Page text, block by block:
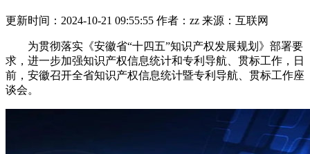
更新时间：2024-10-21 09:55:55 作者：zz 来源：互联网
为贯彻落实《安徽省“十四五”知识产权发展规划》部署要
求，进一步加强知识产权信息统计和专利导航、贯标工作，日
前，安徽召开全省知识产权信息统计暨专利导航、贯标工作座
谈会。